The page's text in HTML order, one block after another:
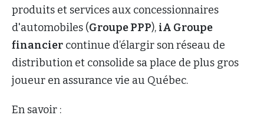
produits et services aux concessionnaires
d'automobiles (Groupe PPP), iA Groupe
financier continue d’élargir son réseau de
distribution et consolide sa place de plus gros
joueur en assurance vie au Québec.
En savoir :